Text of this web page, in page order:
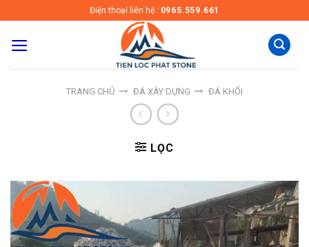
to
content
Điện thoại liên hệ : 0965.559.661
TRANG CHỦ ĐÁ XÂY DỰNG ĐÁ KHỐI
LỌC